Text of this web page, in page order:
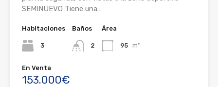
SEMINUEVO Tiene una…
Habitaciones
3
Baños
2
Área
95 m²
En Venta
153.000€